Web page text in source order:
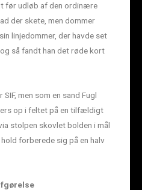
før udløb af den ordinære
der skete, men dommer
linjedommer, der havde set
så fandt han det røde kort
men som en sand Fugl
op i feltet på en tilfældigt
stolpen skovlet bolden i mål
forberede sig på en halv